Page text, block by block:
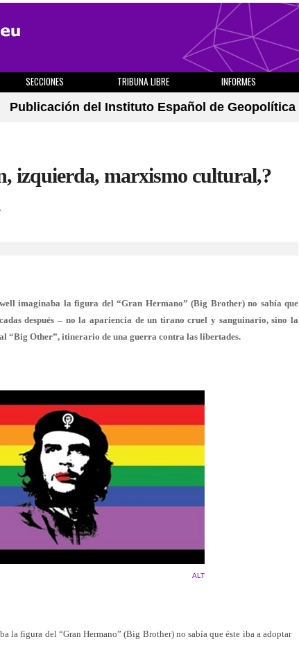
SECCIONES TRIBUNA LIBRE INFORMES
Publicación del Instituto Español de Geopolítica
izquierda, marxismo cultural,?
imaginaba la figura del “Gran Hermano” (Big Brother) no sabía que
después – no la apariencia de un tirano cruel y sanguinario, sino la
“Big Other”, itinerario de una guerra contra las libertades.
ALT
la figura del “Gran Hermano” (Big Brother) no sabía que éste iba a adoptar